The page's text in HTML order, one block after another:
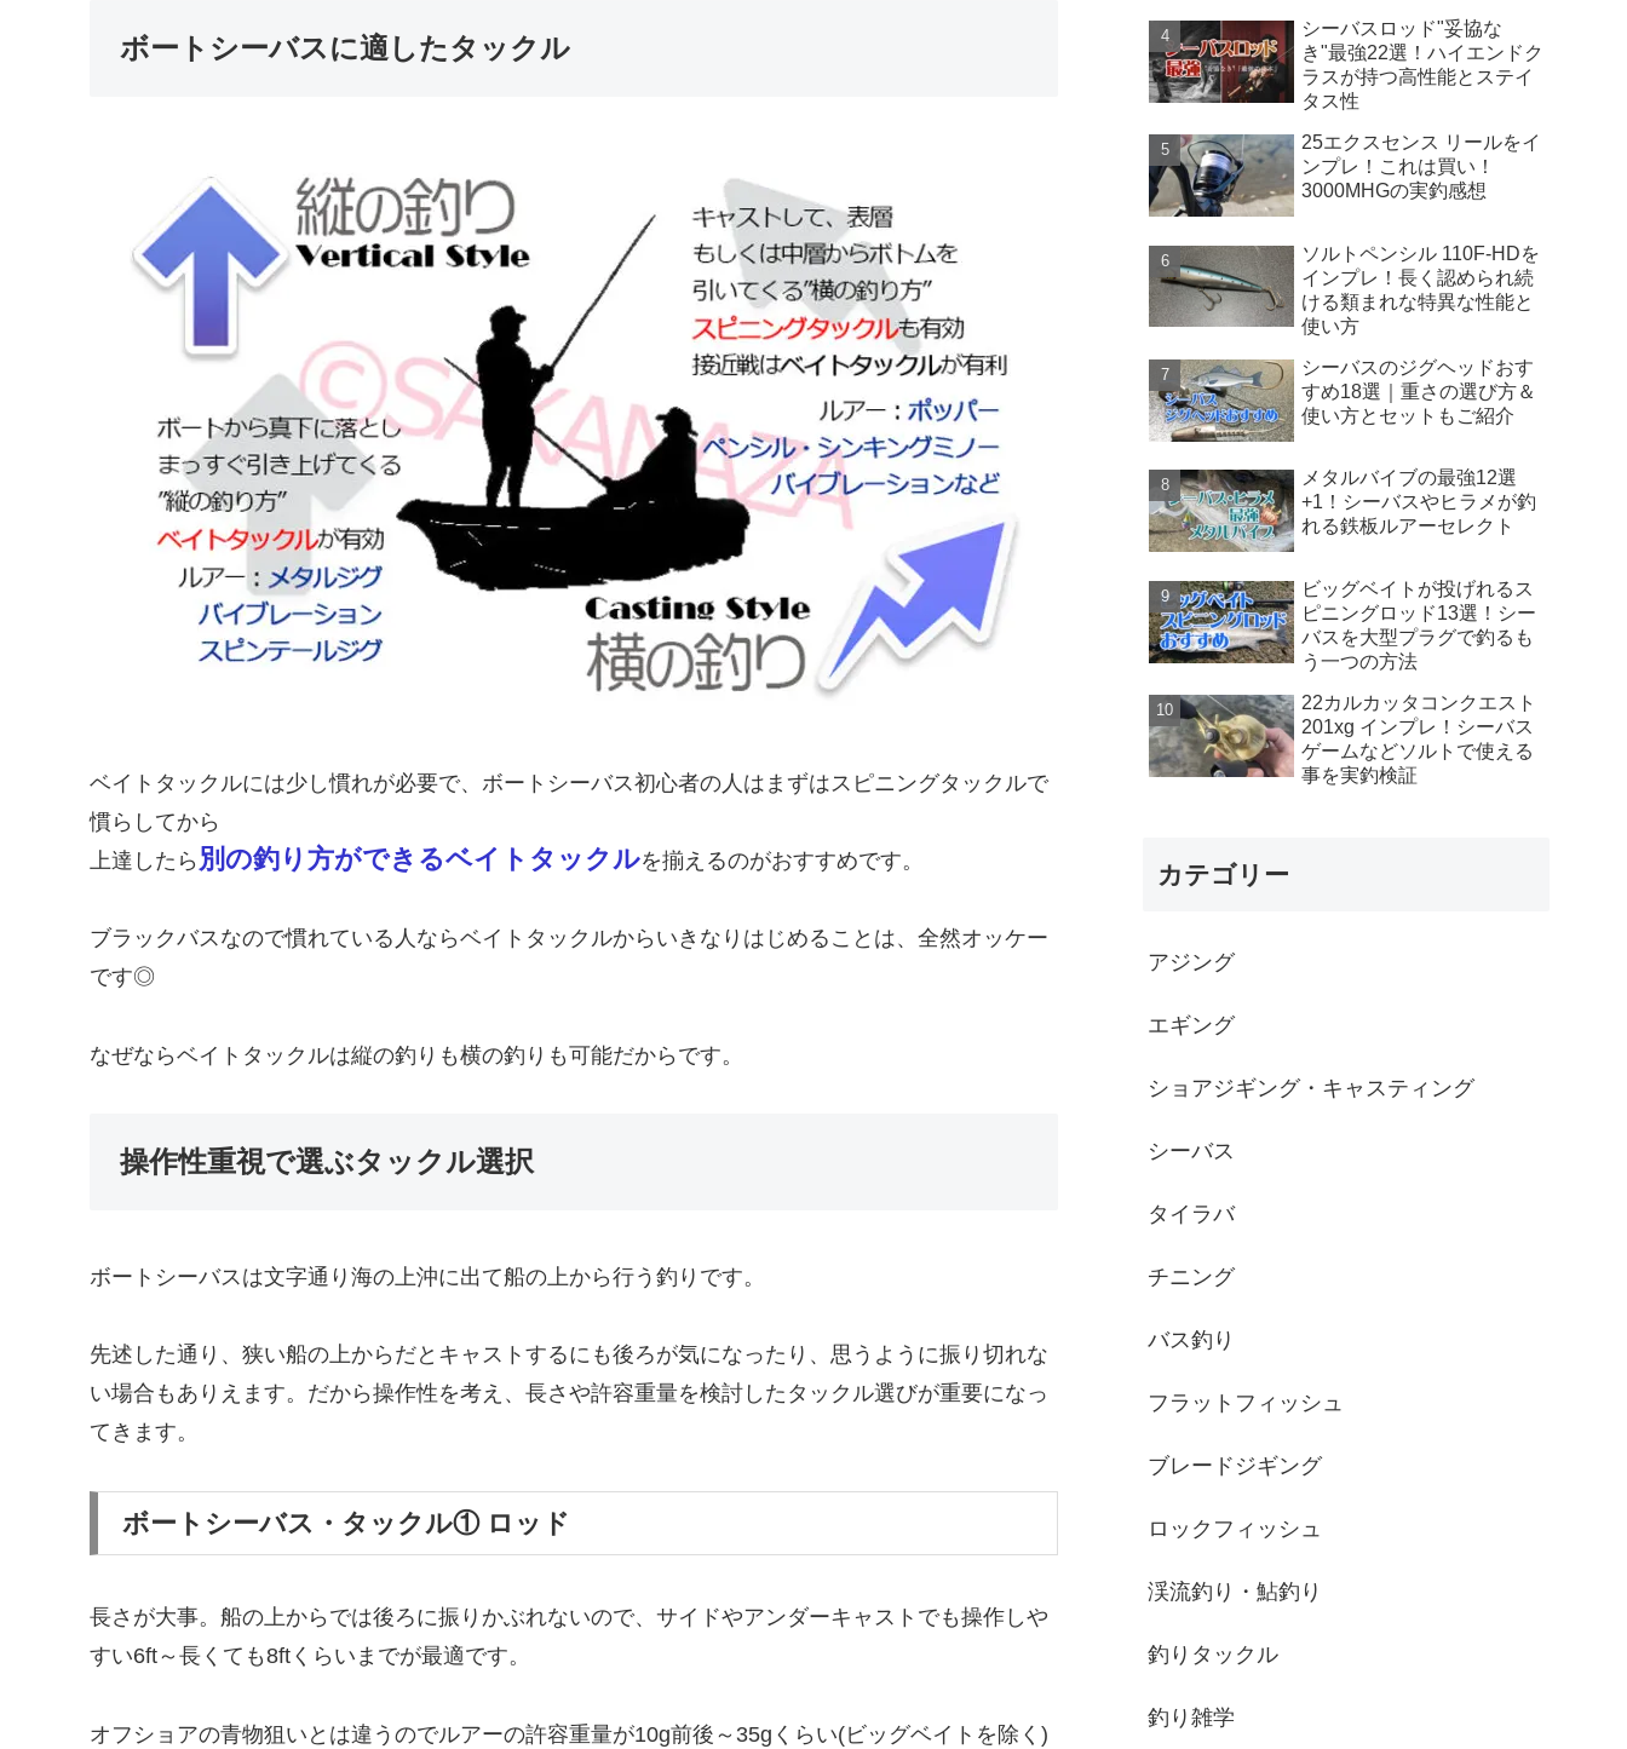
ボートシーバスに適したタックル
ベイトタックルには少し慣れが必要で、ボートシーバス初心者の人はまずはスピニングタックルで
慣らしてから
上達したら 別の釣り方ができるベイトタックルを揃えるのがおすすめです。
ブラックバスなので慣れている人ならベイトタックルからいきなりはじめることは、全然オッケー
です◎
なぜならベイトタックルは縦の釣りも横の釣りも可能だからです。
操作性重視で選ぶタックル選択
ボートシーバスは文字通り海の上沖に出て船の上から行う釣りです。
先述した通り、狭い船の上からだとキャストするにも後ろが気になったり、思うように振り切れな
い場合もありえます。だから操作性を考え、長さや許容重量を検討したタックル選びが重要になっ
てきます。
ボートシーバス・タックル① ロッド
長さが大事。船の上からでは後ろに振りかぶれないので、サイドやアンダーキャストでも操作しや
すい6ft～長くても8ftくらいまでが最適です。
オフショアの青物狙いとは違うのでルアーの許容重量が10g前後～35gくらい(ビッグベイトを除く)
シーバスロッド"妥協な
き"最強22選！ハイエンドク
ラスが持つ高性能とステイ
タス性
25エクスセンス リールをイ
ンプレ！これは買い！
3000MHGの実釣感想
ソルトペンシル 110F-HDを
インプレ！長く認められ続
ける類まれな特異な性能と
使い方
シーバスのジグヘッドおす
すめ18選｜重さの選び方＆
使い方とセットもご紹介
メタルバイブの最強12選
+1！シーバスやヒラメが釣
れる鉄板ルアーセレクト
ビッグベイトが投げれるス
ピニングロッド13選！シー
バスを大型プラグで釣るも
う一つの方法
22カルカッタコンクエスト
201xg インプレ！シーバス
ゲームなどソルトで使える
事を実釣検証
カテゴリー
アジング
エギング
ショアジギング・キャスティング
シーバス
タイラバ
チニング
バス釣り
フラットフィッシュ
ブレードジギング
ロックフィッシュ
渓流釣り・鮎釣り
釣りタックル
釣り雑学